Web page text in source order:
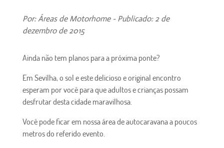
Por: Áreas de Motorhome - Publicado: 2 de
dezembro de 2015
Ainda não tem planos para a próxima ponte?
Em Sevilha, o sol e este delicioso e original encontro
esperam por você para que adultos e crianças possam
desfrutar desta cidade maravilhosa.
Você pode ficar em nossa área de autocaravana a poucos
metros do referido evento.